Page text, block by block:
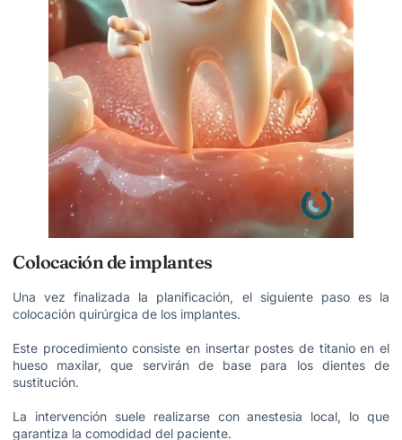
Colocación de implantes
Una vez finalizada la planificación, el siguiente paso es la
colocación quirúrgica de los implantes.
Este procedimiento consiste en insertar postes de titanio en el
hueso maxilar, que servirán de base para los dientes de
sustitución.
La intervención suele realizarse con anestesia local, lo que
garantiza la comodidad del paciente.